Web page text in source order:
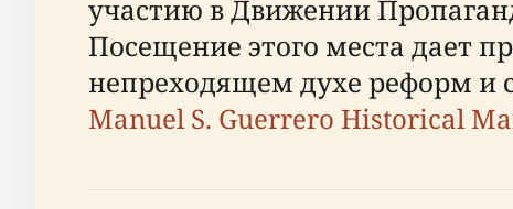
участию в Движении
Посещение этого места дает
непреходящем духе реформ и
Manuel S. Guerrero Historical